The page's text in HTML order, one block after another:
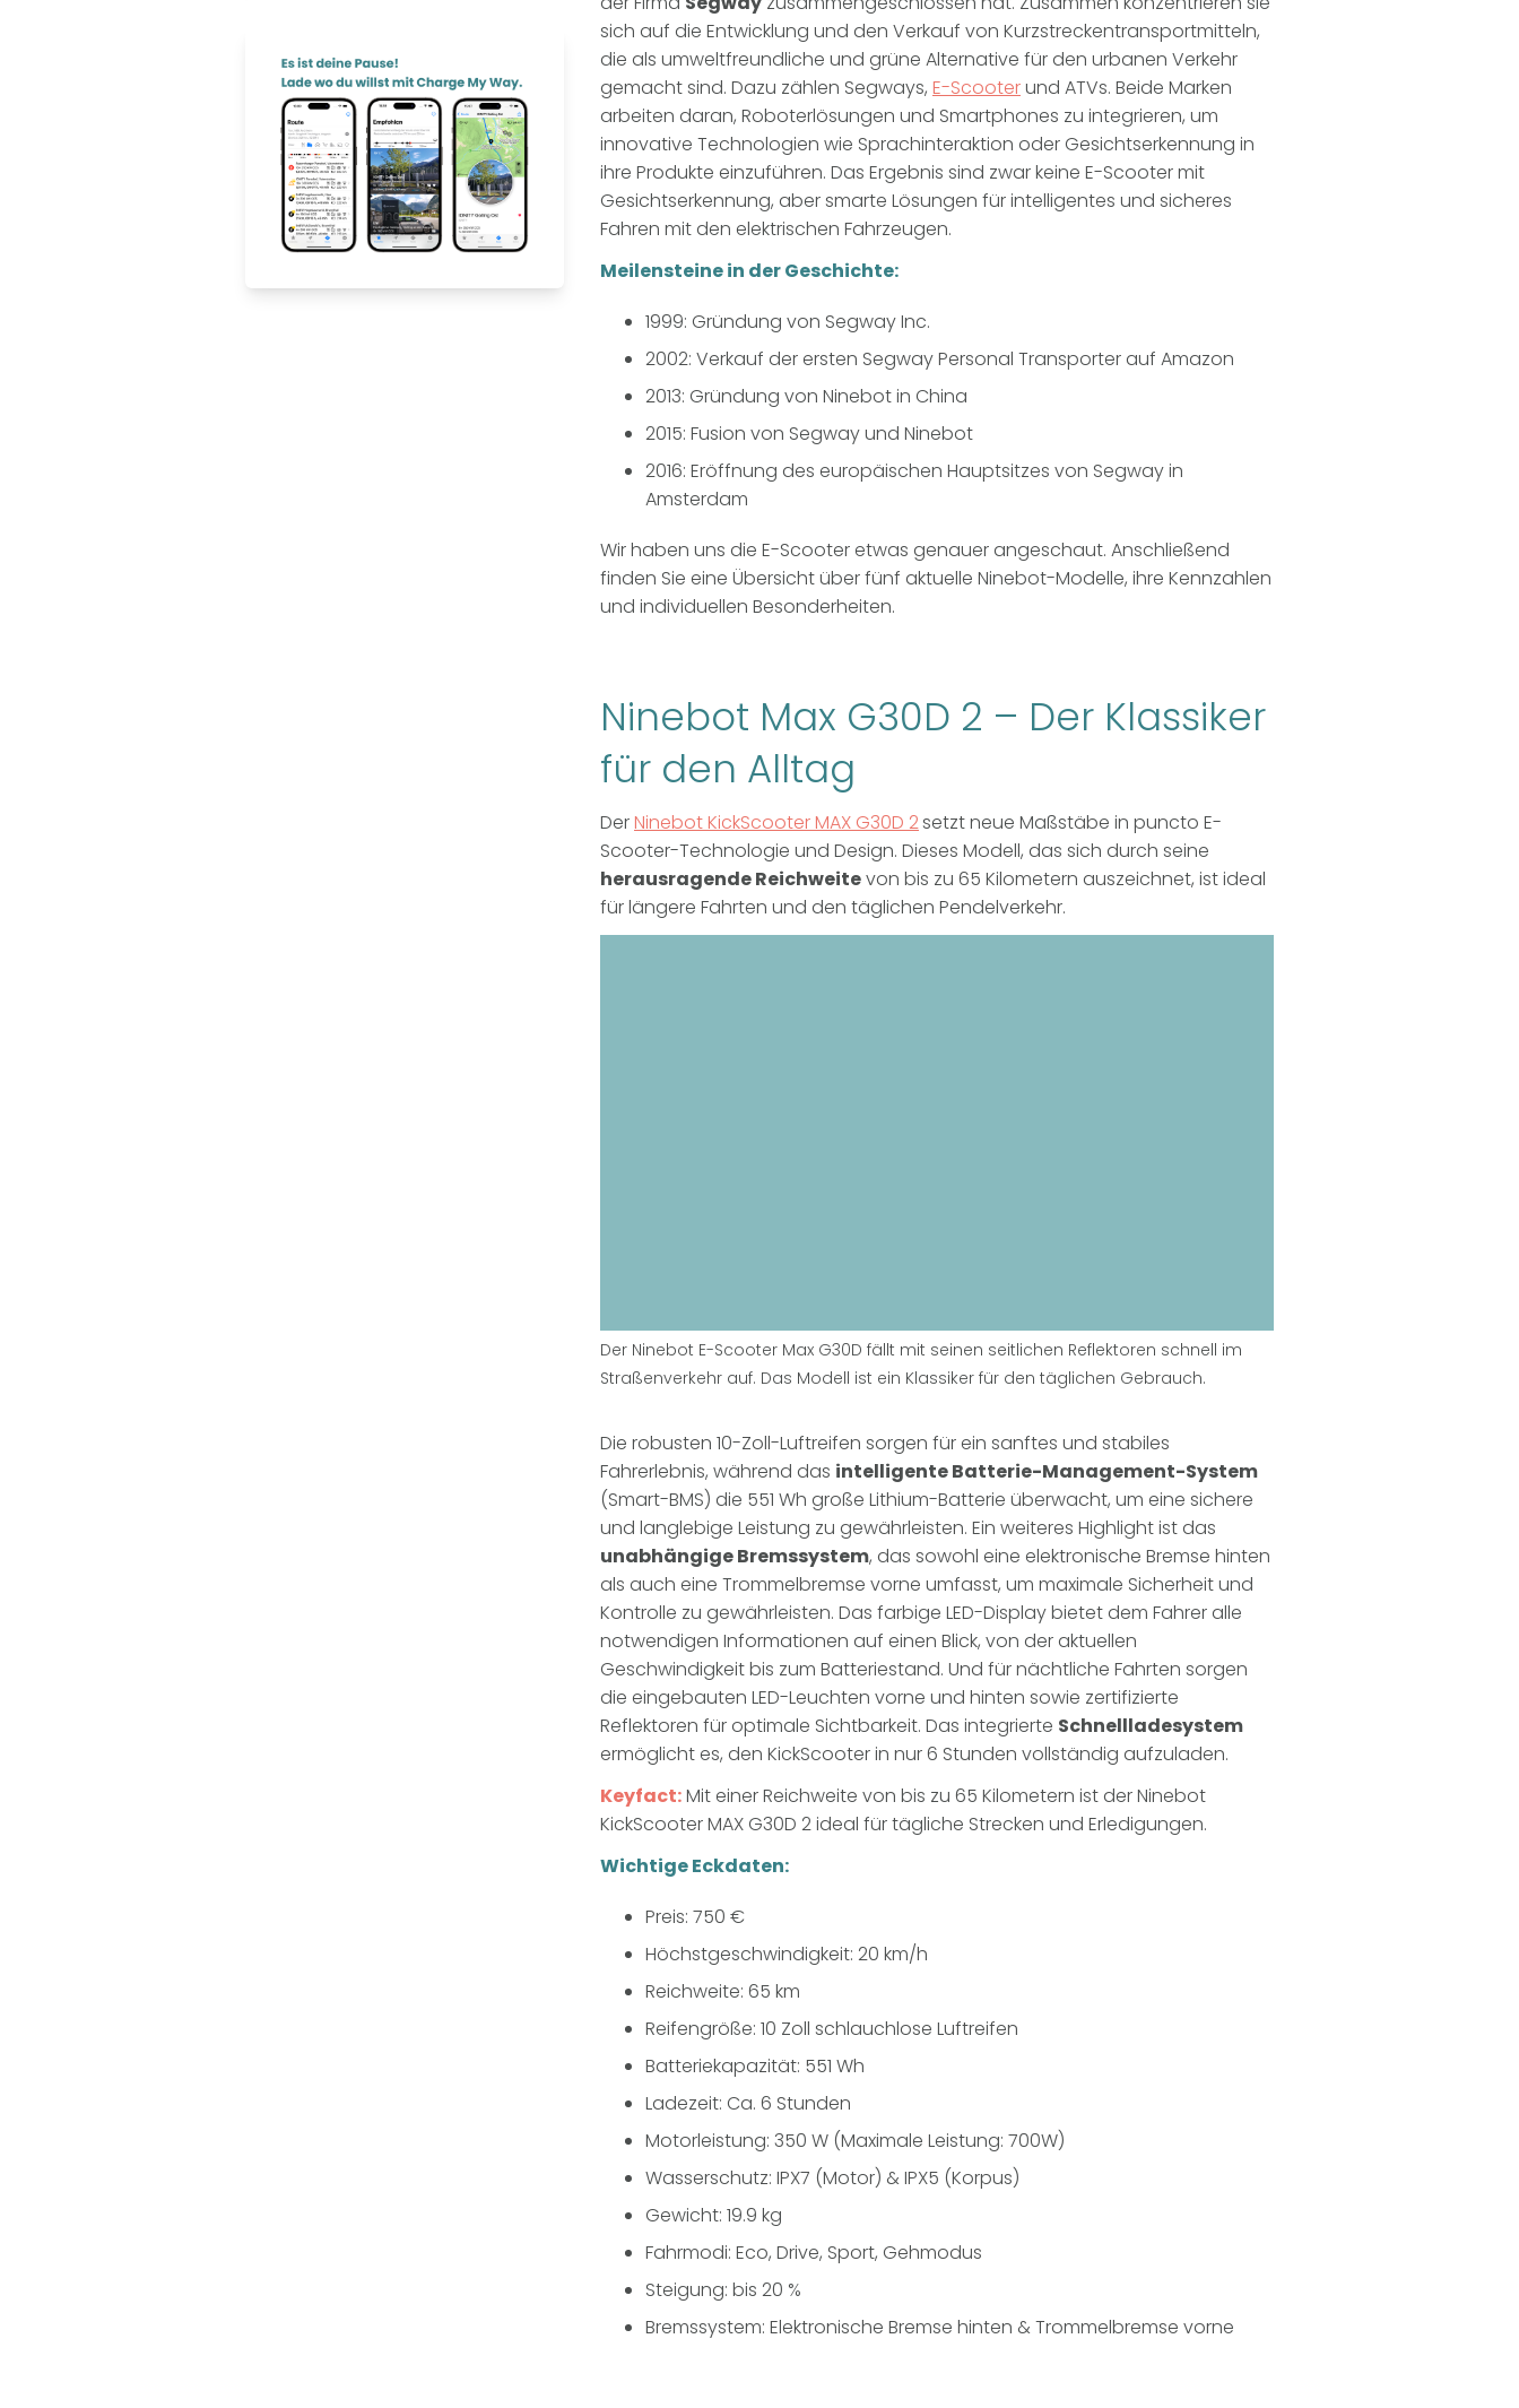
sich auf die Entwicklung und den Verkauf von Kurzstreckentransportmitteln,
die als umweltfreundliche und grüne Alternative für den urbanen Verkehr
gemacht sind. Dazu zählen Segways, E-Scooterund ATVs. Beide Marken
arbeiten daran, Roboterlösungen und Smartphones zu integrieren, um
innovative Technologien wie Sprachinteraktion oder Gesichtserkennung in
ihre Produkte einzuführen. Das Ergebnis sind zwar keine E-Scooter mit
Gesichtserkennung, aber smarte Lösungen für intelligentes und sicheres
Fahren mit den elektrischen Fahrzeugen.
Meilensteine in der Geschichte:
1999: Gründung von Segway Inc.
2002: Verkauf der ersten Segway Personal Transporter auf Amazon
2013: Gründung von Ninebot in China
2015: Fusion von Segway und Ninebot
2016: Eröffnung des europäischen Hauptsitzes von Segway in
Amsterdam
Wir haben uns die E-Scooter etwas genauer angeschaut. Anschließend
finden Sie eine Übersicht über fünf aktuelle Ninebot-Modelle, ihre Kennzahlen
und individuellen Besonderheiten.
Ninebot Max G30D 2 – Der Klassiker
für den Alltag
DerNinebot KickScooter MAX G30D 2setzt neue Maßstäbe in puncto E-
Scooter-Technologie und Design. Dieses Modell, das sich durch seine
herausragende Reichweitevon bis zu 65 Kilometern auszeichnet, ist ideal
für längere Fahrten und den täglichen Pendelverkehr.
Der Ninebot E-Scooter Max G30D fällt mit seinen seitlichen Reflektoren schnell im
Straßenverkehr auf. Das Modell ist ein Klassiker für den täglichen Gebrauch.
Die robusten 10-Zoll-Luftreifen sorgen für ein sanftes und stabiles
Fahrerlebnis, während das intelligente Batterie-Management-System
(Smart-BMS) die 551 Wh große Lithium-Batterie überwacht, um eine sichere
und langlebige Leistung zu gewährleisten. Ein weiteres Highlight ist das
unabhängige Bremssystem, das sowohl eine elektronische Bremse hinten
als auch eine Trommelbremse vorne umfasst, um maximale Sicherheit und
Kontrolle zu gewährleisten. Das farbige LED-Display bietet dem Fahrer alle
notwendigen Informationen auf einen Blick, von der aktuellen
Geschwindigkeit bis zum Batteriestand. Und für nächtliche Fahrten sorgen
die eingebauten LED-Leuchten vorne und hinten sowie zertifizierte
Reflektoren für optimale Sichtbarkeit. Das integrierte Schnellladesystem
ermöglicht es, den KickScooter in nur 6 Stunden vollständig aufzuladen.
Keyfact:Mit einer Reichweite von bis zu 65 Kilometern ist der Ninebot
KickScooter MAX G30D 2 ideal für tägliche Strecken und Erledigungen.
Wichtige Eckdaten:
Preis: 750 €
Höchstgeschwindigkeit: 20 km/h
Reichweite: 65 km
Reifengröße: 10 Zoll schlauchlose Luftreifen
Batteriekapazität: 551 Wh
Ladezeit: Ca. 6 Stunden
Motorleistung: 350 W (Maximale Leistung: 700W)
Wasserschutz: IPX7 (Motor) & IPX5 (Korpus)
Gewicht: 19.9 kg
Fahrmodi: Eco, Drive, Sport, Gehmodus
Steigung: bis 20 %
Bremssystem: Elektronische Bremse hinten & Trommelbremse vorne